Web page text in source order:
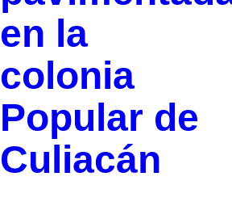
en la
colonia
Popular de
Culiacán